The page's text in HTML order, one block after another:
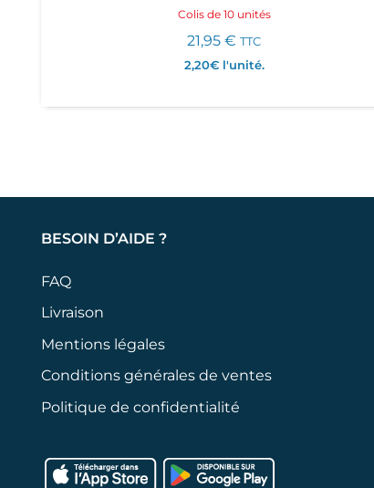
Colis de 10 unités
21,95€ TTC
2,20€l'unité.
BESOIN D’AIDE ?
FAQ
Livraison
Mentions légales
Conditions générales de ventes
Politique de confidentialité